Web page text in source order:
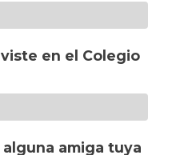
en el Colegio
amiga tuya